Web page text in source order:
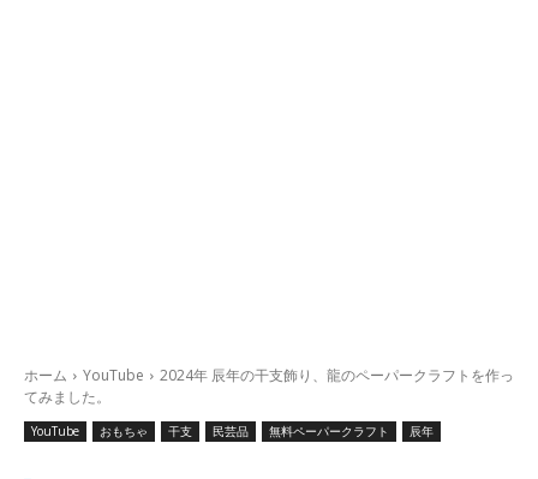
ホーム YouTube
2024年 辰年の干支飾り、龍のペーパークラフトを作っ
てみました。
YouTube おもちゃ 干支 民芸品 無料ペーパークラフト 辰年